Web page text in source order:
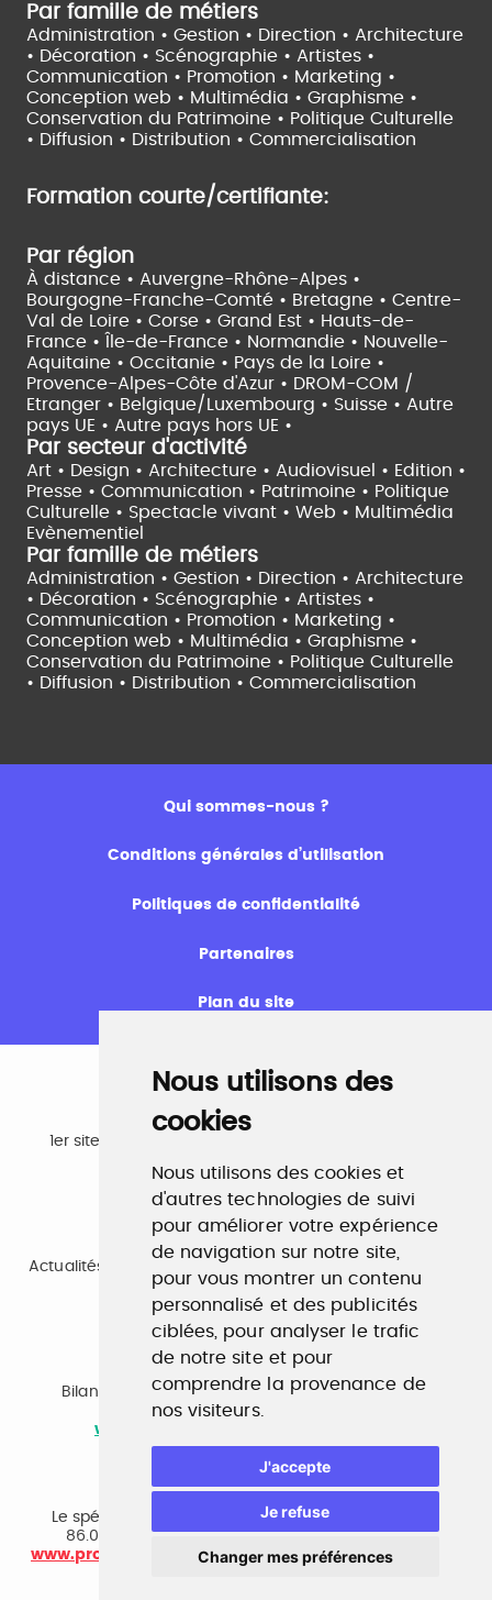
Nous utilisons des
cookies
Nous utilisons des cookies et
d'autres technologies de suivi
pour améliorer votre expérience
de navigation sur notre site,
pour vous montrer un contenu
personnalisé et des publicités
ciblées, pour analyser le trafic
de notre site et pour
comprendre la provenance de
nos visiteurs.
J'accepte
Je refuse
Changer mes préférences
Par famille de métiers
Administration • Gestion • Direction • Architecture
• Décoration • Scénographie • Artistes •
Communication • Promotion • Marketing •
Conception web • Multimédia • Graphisme •
Conservation du Patrimoine • Politique Culturelle
• Diffusion • Distribution • Commercialisation
Formation courte/certifiante:
Par région
À distance • Auvergne-Rhône-Alpes •
Bourgogne-Franche-Comté • Bretagne • Centre-
Val de Loire • Corse • Grand Est • Hauts-de-
France •
Île-de-France • Normandie • Nouvelle-
Aquitaine • Occitanie • Pays de la Loire •
Provence-Alpes-Côte d'Azur • DROM-COM /
Etranger • Belgique/Luxembourg • Suisse • Autre
pays UE • Autre pays hors UE •
Par secteur d'activité
Art • Design • Architecture • Audiovisuel • Edition •
Presse • Communication • Patrimoine • Politique
Culturelle • Spectacle vivant • Web • Multimédia
Evènementiel
Par famille de métiers
Administration • Gestion • Direction • Architecture
• Décoration • Scénographie • Artistes •
Communication • Promotion • Marketing •
Conception web • Multimédia • Graphisme •
Conservation du Patrimoine • Politique Culturelle
• Diffusion • Distribution • Commercialisation
Qui sommes-nous ?
Conditions générales d’utilisation
Politiques de confidentialité
Partenaires
Plan du site
Emploi
1er site emploi du secteur culturel 784.000 visites et
www.profilculture.com
Formation
Actualités, guide et annuaire des formations aux métiers
de la culture.
www.profilculture-formation.com
Accompagnement professionnel
Bilan de compétences, coaching, techniques de
recherche d'emploi, entretien conseil.
www.profilculture-competences.com
Le spécialiste du secteur culturel, une cvthèque de
86.000 CV et réseau unique de professionnels.
www.profilculture-conseil.com/cabinet-recrutement